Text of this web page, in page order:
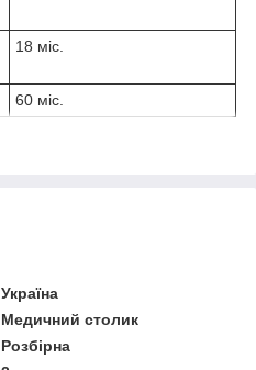
18 міс.
60 міс.
Україна
Медичний столик
Розбірна